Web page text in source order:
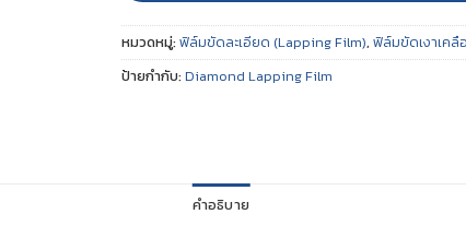
หมวดหมู่:ฟิล์มขัดละเอียด (Lapping Film),ฟิล์มขัดเงาเค
ป้ายกำกับ:Diamond Lapping Film
คำอธิบาย